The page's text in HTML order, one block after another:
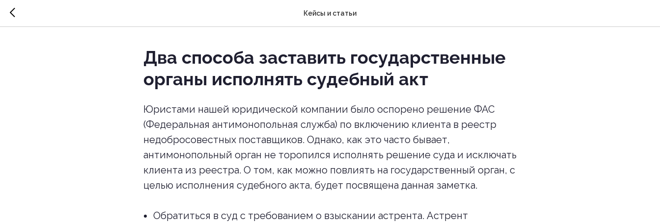
Кейсы и статьи
Два способа заставить государственные
органы исполнять судебный акт
Юристами нашей юридической компании было оспорено решение ФАС
(Федеральная антимонопольная служба) по включению клиента в реестр
недобросовестных поставщиков. Однако, как это часто бывает,
антимонопольный орган не торопился исполнять решение суда и исключать
клиента из реестра. О том, как можно повлиять на государственный орган, с
целью исполнения судебного акта, будет посвящена данная заметка.
Обратиться в суд с требованием о взыскании астрента. Астрент